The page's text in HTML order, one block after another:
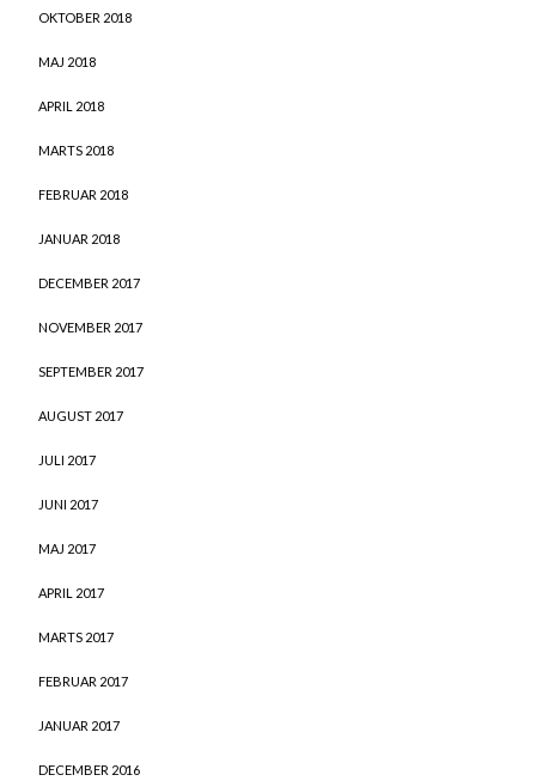
OKTOBER 2018
MAJ 2018
APRIL 2018
MARTS 2018
FEBRUAR 2018
JANUAR 2018
DECEMBER 2017
NOVEMBER 2017
SEPTEMBER 2017
AUGUST 2017
JULI 2017
JUNI 2017
MAJ 2017
APRIL 2017
MARTS 2017
FEBRUAR 2017
JANUAR 2017
DECEMBER 2016